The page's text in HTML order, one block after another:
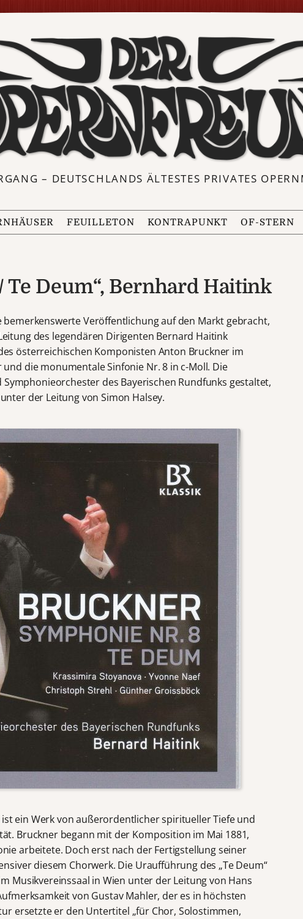
– DEUTSCHLANDS ÄLTESTES PRIVATES
FEUILLETON KONTRAPUNKT OF-STERN
Te Deum“, Bernhard Haitink
bemerkenswerte Veröffentlichung auf den Markt gebracht,
des legendären Dirigenten Bernard Haitink
österreichischen Komponisten Anton Bruckner im
und die monumentale Sinfonie Nr. 8 in c-Moll. Die
des Bayerischen Rundfunks gestaltet,
der Leitung von Simon Halsey.
ist ein Werk von außerordentlicher spiritueller Tiefe und
Bruckner begann mit der Komposition im Mai 1881,
arbeitete. Doch erst nach der Fertigstellung seiner
diesem Chorwerk. Die Uraufführung des „Te Deum“
Musikvereinssaal in Wien unter der Leitung von Hans
von Gustav Mahler, der es in höchsten
ersetzte er den Untertitel „für Chor, Solostimmen,